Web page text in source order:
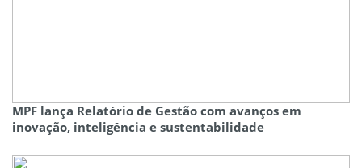
MPF lança Relatório de Gestão com avanços em
inovação, inteligência e sustentabilidade